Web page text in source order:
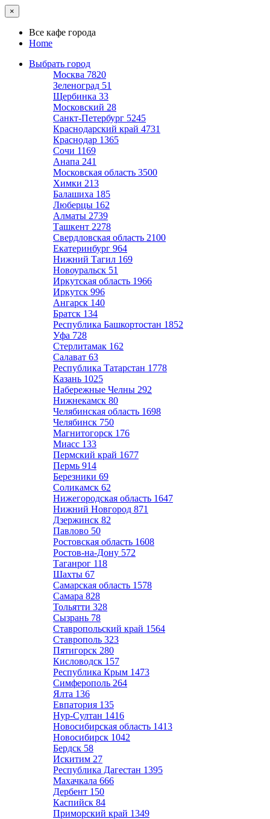
×
Все кафе города
Home
Выбрать город
Москва 7820
Зеленоград 51
Щербинка 33
Московский 28
Санкт-Петербург 5245
Краснодарский край 4731
Краснодар 1365
Сочи 1169
Анапа 241
Московская область 3500
Химки 213
Балашиха 185
Люберцы 162
Алматы 2739
Ташкент 2278
Свердловская область 2100
Екатеринбург 964
Нижний Тагил 169
Новоуральск 51
Иркутская область 1966
Иркутск 996
Ангарск 140
Братск 134
Республика Башкортостан 1852
Уфа 728
Стерлитамак 162
Салават 63
Республика Татарстан 1778
Казань 1025
Набережные Челны 292
Нижнекамск 80
Челябинская область 1698
Челябинск 750
Магнитогорск 176
Миасс 133
Пермский край 1677
Пермь 914
Березники 69
Соликамск 62
Нижегородская область 1647
Нижний Новгород 871
Дзержинск 82
Павлово 50
Ростовская область 1608
Ростов-на-Дону 572
Таганрог 118
Шахты 67
Самарская область 1578
Самара 828
Тольятти 328
Сызрань 78
Ставропольский край 1564
Ставрополь 323
Пятигорск 280
Кисловодск 157
Республика Крым 1473
Симферополь 264
Ялта 136
Евпатория 135
Нур-Султан 1416
Новосибирская область 1413
Новосибирск 1042
Бердск 58
Искитим 27
Республика Дагестан 1395
Махачкала 666
Дербент 150
Каспийск 84
Приморский край 1349